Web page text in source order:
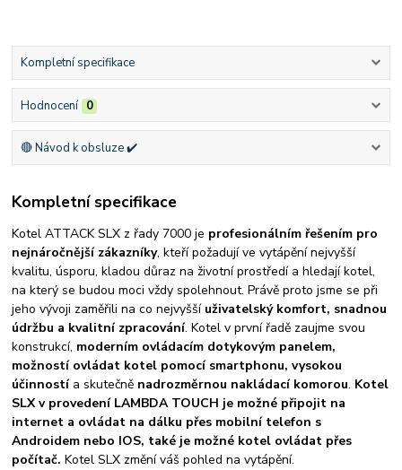
Kompletní specifikace
Hodnocení 0
🔴 Návod k obsluze ✔️
Kompletní specifikace
Kotel ATTACK SLX z řady 7000 je profesionálním řešením pro
nejnáročnější zákazníky, kteří požadují ve vytápění nejvyšší
kvalitu, úsporu, kladou důraz na životní prostředí a hledají kotel,
na který se budou moci vždy spolehnout. Právě proto jsme se při
jeho vývoji zaměřili na co nejvyšší uživatelský komfort, snadnou
údržbu a kvalitní zpracování. Kotel v první řadě zaujme svou
konstrukcí, moderním ovládacím dotykovým panelem,
možností ovládat kotel pomocí smartphonu, vysokou
účinnostía skutečně nadrozměrnou nakládací komorou. Kotel
SLX v provedení LAMBDA TOUCH je možné připojit na
internet a ovládat na dálku přes mobilní telefon s
Androidem nebo IOS, také je možné kotel ovládat přes
počítač. Kotel SLX změní váš pohled na vytápění.